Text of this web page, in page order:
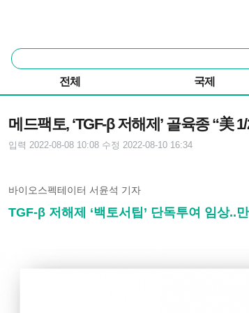
통
합
색
전체 국제
메드팩토, ‘TGF-β 저해제’ 골육종 “美
입력 2022-08-08 10:08 수정 2022-08-10 16:34
바이오스펙테이터 서윤석 기자
TGF-β 저해제 ‘백토서팁’ 단독투여 임상..